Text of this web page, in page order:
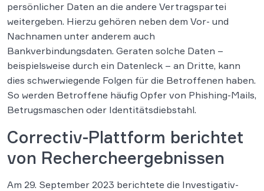
persönlicher Daten an die andere Vertragspartei
weitergeben. Hierzu gehören neben dem Vor- und
Nachnamen unter anderem auch
Bankverbindungsdaten. Geraten solche Daten –
beispielsweise durch ein Datenleck – an Dritte, kann
dies schwerwiegende Folgen für die Betroffenen haben.
So werden Betroffene häufig Opfer von Phishing-Mails,
Betrugsmaschen oder Identitätsdiebstahl.
Correctiv-Plattform berichtet
von Rechercheergebnissen
Am 29. September 2023 berichtete die Investigativ-